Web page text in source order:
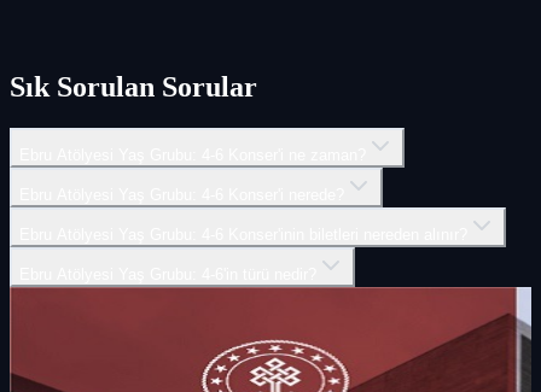
Sık Sorulan Sorular